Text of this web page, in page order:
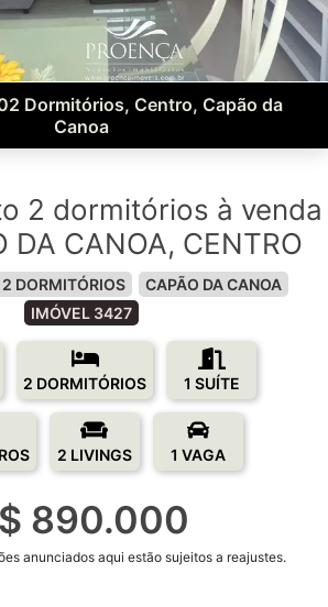
Dormitórios, Centro, Capão da
Canoa
2 dormitórios à venda
DA CANOA, CENTRO
DORMITÓRIOS
CAPÃO DA CANOA
IMÓVEL 3427
2 DORMITÓRIOS 1 SUÍTE
2 LIVINGS 1 VAGA
890.000
anunciados aqui estão sujeitos a reajustes.